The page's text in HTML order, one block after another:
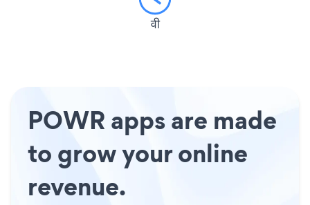
वी
POWR apps are made
to grow your online
revenue.